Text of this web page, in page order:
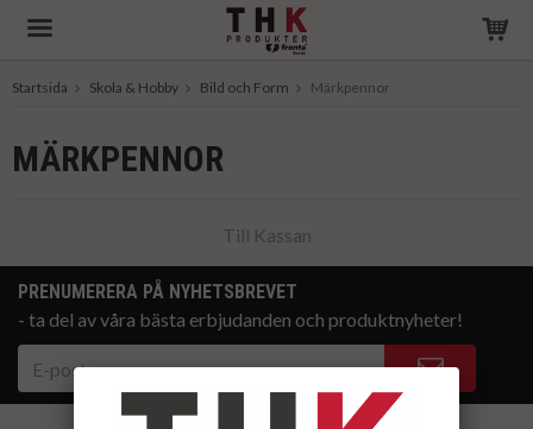
Startsida Skola & Hobby Bild och Form Märkpennor
MÄRKPENNOR
Till Kassan
PRENUMERERA PÅ NYHETSBREVET
- ta del av våra bästa erbjudanden och produktnyheter!